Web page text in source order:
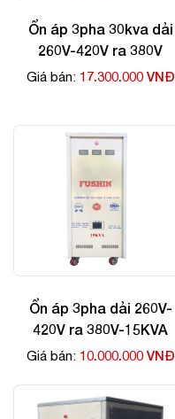
Ổn áp 3pha 30kva dải
260V-420V ra 380V
Giá bán: 17.300.000 VNĐ
Ổn áp 3pha dải 260V-
420V ra 380V-15KVA
Giá bán: 10.000.000 VNĐ